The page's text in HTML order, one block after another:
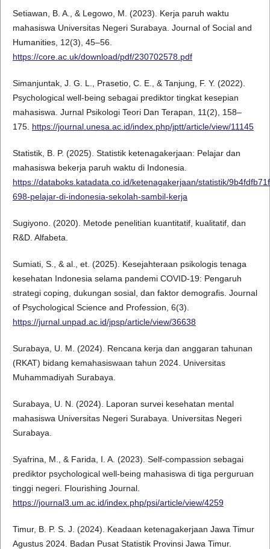
Setiawan, B. A., & Legowo, M. (2023). Kerja paruh waktu
mahasiswa Universitas Negeri Surabaya. Journal of Social and
Humanities, 12(3), 45–56.
https://core.ac.uk/download/pdf/230702578.pdf
Simanjuntak, J. G. L., Prasetio, C. E., & Tanjung, F. Y. (2022).
Psychological well-being sebagai prediktor tingkat kesepian
mahasiswa. Jurnal Psikologi Teori Dan Terapan, 11(2), 158–
175. https://journal.unesa.ac.id/index.php/jptt/article/view/11145
Statistik, B. P. (2025). Statistik ketenagakerjaan: Pelajar dan
mahasiswa bekerja paruh waktu di Indonesia.
https://databoks.katadata.co.id/ketenagakerjaan/statistik/
698-pelajar-di-indonesia-sekolah-sambil-kerja
Sugiyono. (2020). Metode penelitian kuantitatif, kualitatif, dan
R&D. Alfabeta.
Sumiati, S., & al., et. (2025). Kesejahteraan psikologis tenaga
kesehatan Indonesia selama pandemi COVID-19: Pengaruh
strategi coping, dukungan sosial, dan faktor demografis. Journal
of Psychological Science and Profession, 6(3).
https://jurnal.unpad.ac.id/jpsp/article/view/36638
Surabaya, U. M. (2024). Rencana kerja dan anggaran tahunan
(RKAT) bidang kemahasiswaan tahun 2024. Universitas
Muhammadiyah Surabaya.
Surabaya, U. N. (2024). Laporan survei kesehatan mental
mahasiswa Universitas Negeri Surabaya. Universitas Negeri
Surabaya.
Syafrina, M., & Farida, I. A. (2023). Self-compassion sebagai
prediktor psychological well-being mahasiswa di tiga perguruan
tinggi negeri. Flourishing Journal.
https://journal3.um.ac.id/index.php/psi/article/view/4259
Timur, B. P. S. J. (2024). Keadaan ketenagakerjaan Jawa Timur
Agustus 2024. Badan Pusat Statistik Provinsi Jawa Timur.